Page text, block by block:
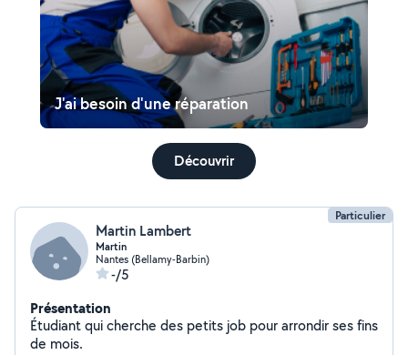
J'ai besoin d'une réparation
Découvrir
Particulier
Martin Lambert
Martin
Nantes (Bellamy-Barbin)
-/5
Présentation
Étudiant qui cherche des petits job pour arrondir ses fins
de mois.